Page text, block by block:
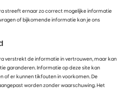
streeft ernaar zo correct mogelijke informatie
of bijkomende informatie kan je ons
verstrekt de informatie in vertrouwen, maar kan
garanderen. Informatie op deze site kan
of er kunnen tikfouten in voorkomen. De
worden zonder waarschuwing. Het